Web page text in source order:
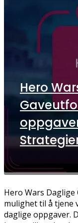
Hero
Hero Wars
mulighet til å tjene
daglige oppgaver.